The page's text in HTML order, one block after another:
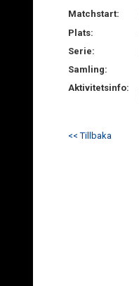
Matchstart:
Plats:
Serie:
Samling:
Aktivitetsinfo:
<< Tillbaka